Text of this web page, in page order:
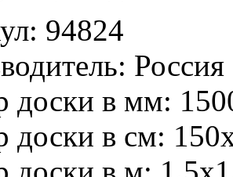
94824
Россия
доски в мм:
доски в см: